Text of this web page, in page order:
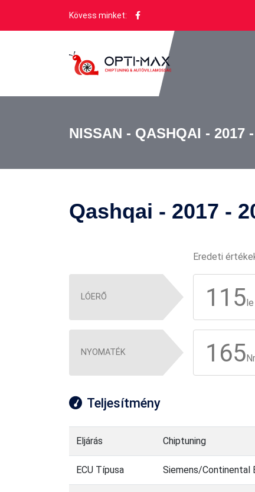
Kövess minket:
NISSAN - QASHQAI - 2017
Qashqai - 2017 -
Eredeti
LÓERŐ 115le
NYOMATÉK 165
Teljesítmény
Eljárás Chiptuning
ECU Típusa Siemens/Continental